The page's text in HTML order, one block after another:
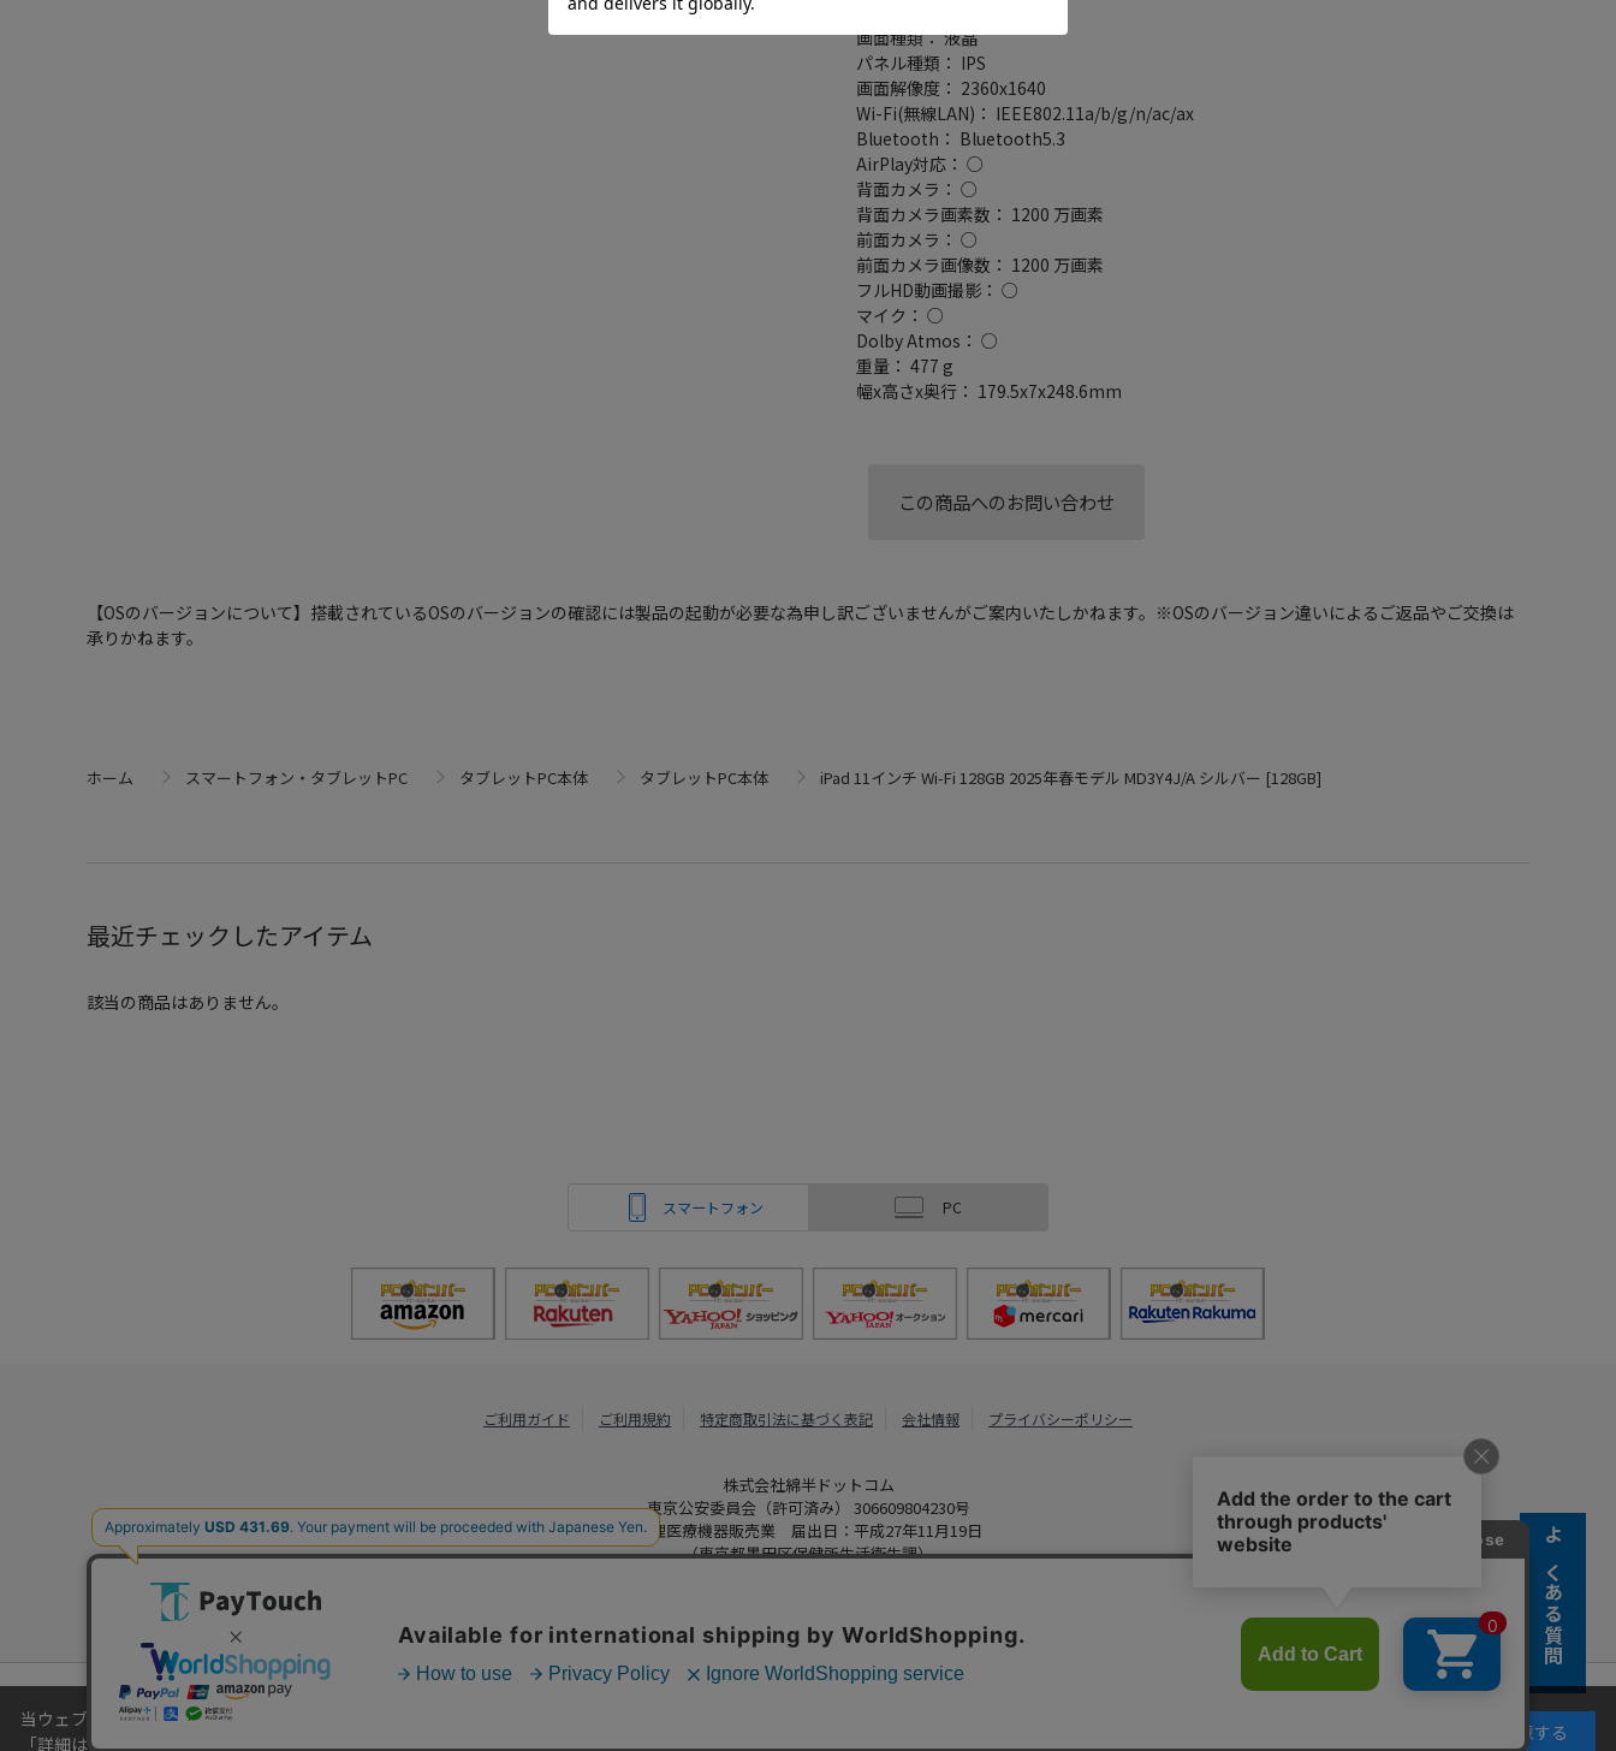
よくある質問
画面種類： 液晶
パネル種類： IPS
画面解像度： 2360x1640
Wi-Fi(無線LAN)： IEEE802.11a/b/g/n/ac/ax
Bluetooth： Bluetooth5.3
AirPlay対応： ○
背面カメラ： ○
背面カメラ画素数： 1200 万画素
前面カメラ： ○
前面カメラ画像数： 1200 万画素
フルHD動画撮影： ○
マイク： ○
Dolby Atmos： ○
重量： 477 g
幅x高さx奥行： 179.5x7x248.6mm
この商品へのお問い合わせ
【OSのバージョンについて】搭載されているOSのバージョンの確認には製品の起動が必要な為申し訳ございませんがご案内いたしかねます。※OSのバージョン違いによるご返品やご交換は
承りかねます。
ホーム スマートフォン・タブレットPC タブレットPC本体 タブレットPC本体 iPad 11インチ Wi-Fi 128GB 2025年春モデル MD3Y4J/A シルバー [128GB]
最近チェックしたアイテム
該当の商品はありません。
スマートフォン PC
ご利用ガイド ご利用規約 特定商取引法に基づく表記 会社情報 プライバシーポリシー
株式会社綿半ドットコム
東京公安委員会（許可済み） 306609804230号
管理医療機器販売業 届出日：平成27年11月19日
（東京都墨田区保健所生活衛生課）
Copyright 2022Watahan.com Co., Ltd. Powered by Watahan Partners Co., Ltd.
当ウェブサイトでは、お客様により良いサービスをご提供するため、クッキーを利用しています。サイト利用を継続することにより、クッキーの使用に同意するものとします。詳細については
「詳細はこちら」をご覧ください。
同意する